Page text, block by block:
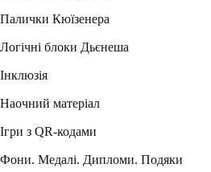
Палички Кюїзенера
Логічні блоки Дьєнеша
Інклюзія
Наочний матеріал
Ігри з QR-кодами
Фони. Медалі. Дипломи. Подяки